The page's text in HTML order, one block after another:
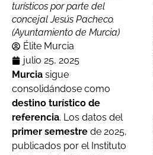
turísticos por parte del
concejal Jesús Pacheco.
(Ayuntamiento de Murcia)
Élite Murcia
julio 25, 2025
Murcia sigue
consolidándose como
destino turístico de
referencia. Los datos del
primer semestre de 2025,
publicados por el Instituto